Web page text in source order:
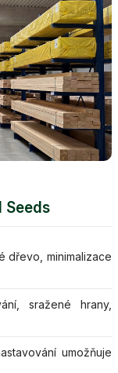
Seeds
dřevo, minimalizace
sražené hrany,
umožňuje